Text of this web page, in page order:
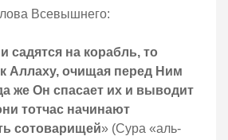
Всевышнего:
садятся на корабль, то
Аллаху, очищая перед Ним
же Он спасает их и выводит
тотчас начинают
сотоварищей» (Сура «аль-